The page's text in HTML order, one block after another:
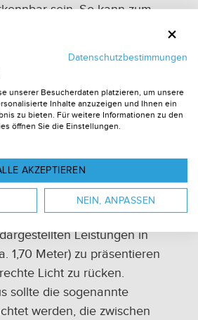
sein. So kann zum
Aufmerksamkeit sorgen.
Eye-Catcher werden
Expo Display Stands,
Anbieter vonmodularen
Größen und Formen
gilt es, die
Leistungen in
1,70 Meter) zu präsentieren
Licht zu rücken.
sollte die sogenannte
werden, die zwischen
Datenschutzbestimmungen
unserer Besucherdaten platzieren, um unsere
Inhalte anzuzeigen und Ihnen ein
zu bieten. Für weitere Informationen zu den
öffnen Sie die Einstellungen.
AKZEPTIEREN
NEIN, ANPASSEN